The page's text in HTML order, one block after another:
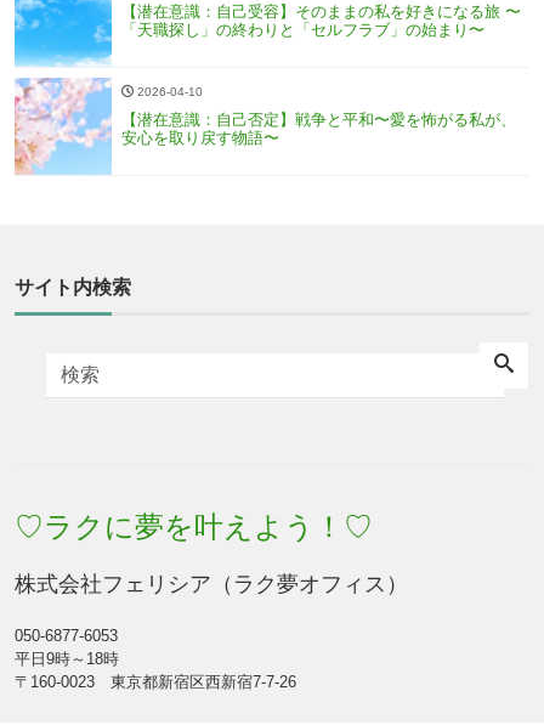
【潜在意識：自己受容】そのままの私を好きになる旅 〜
「天職探し」の終わりと「セルフラブ」の始まり〜
2026-04-10
【潜在意識：自己否定】戦争と平和〜愛を怖がる私が、
安心を取り戻す物語〜
サイト内検索
♡ラクに夢を叶えよう！♡
株式会社フェリシア（ラク夢オフィス）
050-6877-6053
平日9時～18時
〒160-0023 東京都新宿区西新宿7-7-26